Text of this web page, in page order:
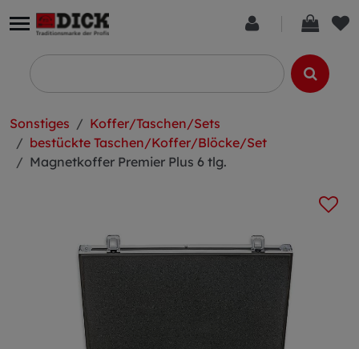
Sonstiges
Koffer/Taschen/Sets
bestückte Taschen/Koffer/Blöcke/Set
Magnetkoffer Premier Plus 6 tlg.